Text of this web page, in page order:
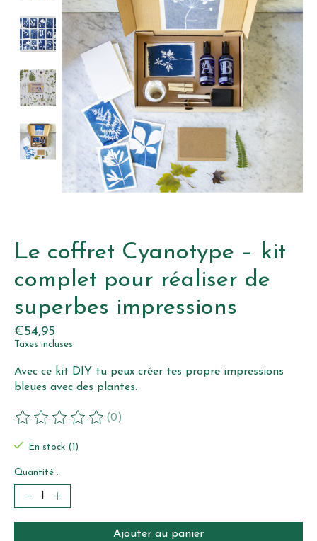
Le coffret Cyanotype – kit
complet pour réaliser de
superbes impressions
€54,95
Taxes incluses
Avec ce kit DIY tu peux créer tes propre impressions
bleues avec des plantes.
Ce produit est évalué à
(0)
En stock (1)
Quantité :
Ajouter au panier